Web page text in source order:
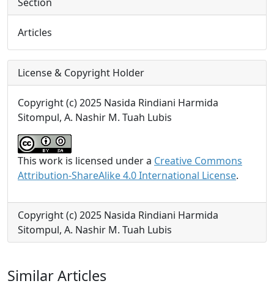
Articles
License & Copyright Holder
Copyright (c) 2025 Nasida Rindiani Harmida
Sitompul, A. Nashir M. Tuah Lubis
This work is licensed under a Creative Commons
Attribution-ShareAlike 4.0 International License.
Copyright (c) 2025 Nasida Rindiani Harmida
Sitompul, A. Nashir M. Tuah Lubis
Similar Articles